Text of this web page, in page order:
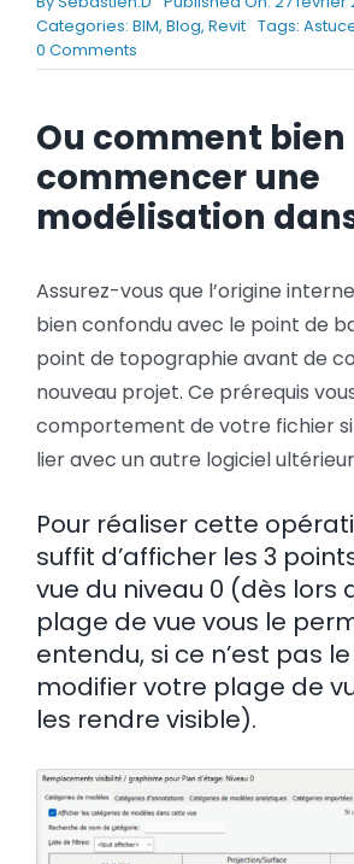
BLOG
Rechercher:
Categories: BIM, Blog, Revit Tags:
0 Commentson
Revit,
le
point
de
base
le
point
de
topographie
Ou comment bien
commencer une
modélisation
Assurez-vous que l’origine
bien confondu avec le point de
point de topographie avant de
nouveau projet. Ce prérequis
comportement de votre fichier si
lier avec un autre logiciel
Pour réaliser cette
suffit d’afficher les 3
vue du niveau 0 (dès lors
plage de vue vous le
entendu, si ce n’est pas
modifier votre plage de
les rendre visible).